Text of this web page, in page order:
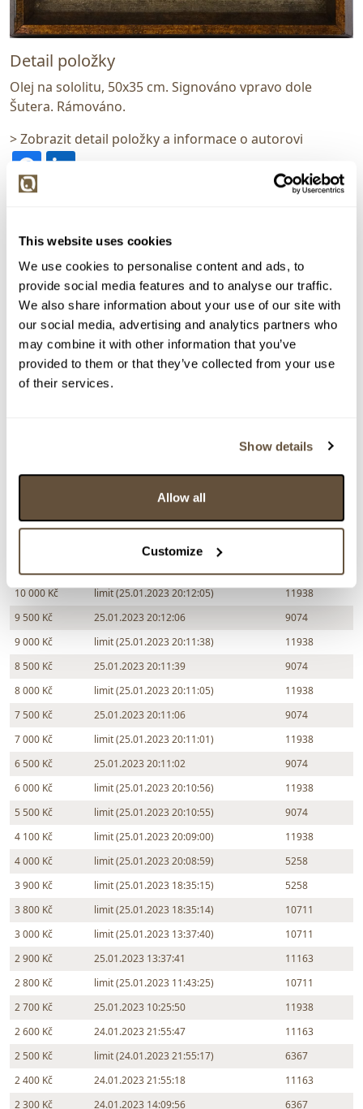
This website uses cookies
We use cookies to personalise content and ads, to
provide social media features and to analyse our traffic.
We also share information about your use of our site with
our social media, advertising and analytics partners who
may combine it with other information that you’ve
provided to them or that they’ve collected from your use
of their services.
Show details
Allow all
Customize
Detail položky
Olej na sololitu, 50x35 cm. Signováno vpravo dole
Šutera. Rámováno.
> Zobrazit detail položky a informace o autorovi
VYDRAŽENO
Zdeněk Šutera
88706. Hlava Dona Quijota
Dražba ukončena:
25.01.2023 20:15:06
Vyvolávací cena:
1 000 Kč
vydraženo za:
10 000 Kč
Chcete prodat obraz od stejného autora?
> Zobrazit informaci jak prodat obraz v aukci
10 000 Kč
limit (25.01.2023 20:12:05)
11938
9 500 Kč
25.01.2023 20:12:06
9074
9 000 Kč
limit (25.01.2023 20:11:38)
11938
8 500 Kč
25.01.2023 20:11:39
9074
8 000 Kč
limit (25.01.2023 20:11:05)
11938
7 500 Kč
25.01.2023 20:11:06
9074
7 000 Kč
limit (25.01.2023 20:11:01)
11938
6 500 Kč
25.01.2023 20:11:02
9074
6 000 Kč
limit (25.01.2023 20:10:56)
11938
5 500 Kč
limit (25.01.2023 20:10:55)
9074
4 100 Kč
limit (25.01.2023 20:09:00)
11938
4 000 Kč
limit (25.01.2023 20:08:59)
5258
3 900 Kč
limit (25.01.2023 18:35:15)
5258
3 800 Kč
limit (25.01.2023 18:35:14)
10711
3 000 Kč
limit (25.01.2023 13:37:40)
10711
2 900 Kč
25.01.2023 13:37:41
11163
2 800 Kč
limit (25.01.2023 11:43:25)
10711
2 700 Kč
25.01.2023 10:25:50
11938
2 600 Kč
24.01.2023 21:55:47
11163
2 500 Kč
limit (24.01.2023 21:55:17)
6367
2 400 Kč
24.01.2023 21:55:18
11163
2 300 Kč
24.01.2023 14:09:56 6367